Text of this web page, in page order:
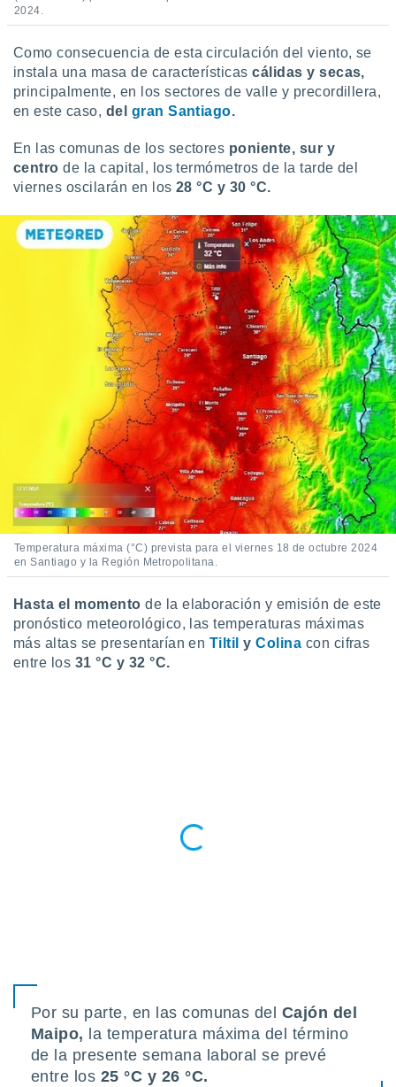
utilizar
crear un
la
contenido
medir el
de la
el
del
publicidad
publicidad
1199
2024.
Como consecuencia de esta circulación del viento, se
instala una masa de característicascálidas y secas,
principalmente, en los sectores de valle y precordillera,
en este caso, del gran Santiago.
En las comunas de los sectores poniente, sur y
centro de la capital, los termómetros de la tarde del
viernes oscilarán en los 28 °C y 30 °C.
Temperatura máxima (°C) prevista para el viernes 18 de octubre 2024
en Santiago y la Región Metropolitana.
Hasta el momento de la elaboración y emisión de este
pronóstico meteorológico, las temperaturas máximas
más altas se presentarían en Tiltil yColina con cifras
entre los 31 °C y 32 °C.
Por su parte, en las comunas del Cajón del
Maipo, la temperatura máxima del término
de la presente semana laboral se prevé
entre los 25 °C y 26 °C.